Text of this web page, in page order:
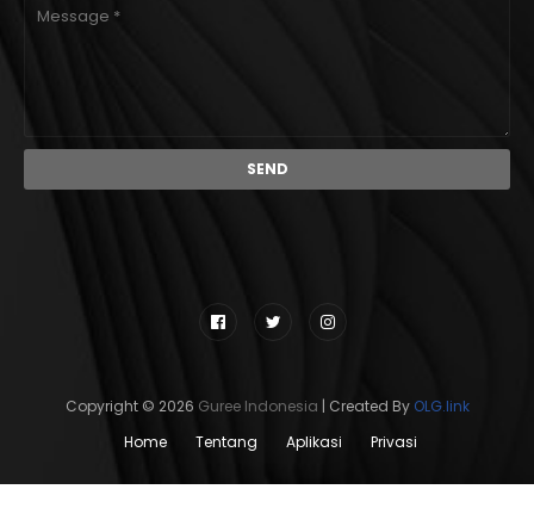
Copyright © 2026 Guree Indonesia | Created By OLG.link
Home
Tentang Aplikasi Privasi